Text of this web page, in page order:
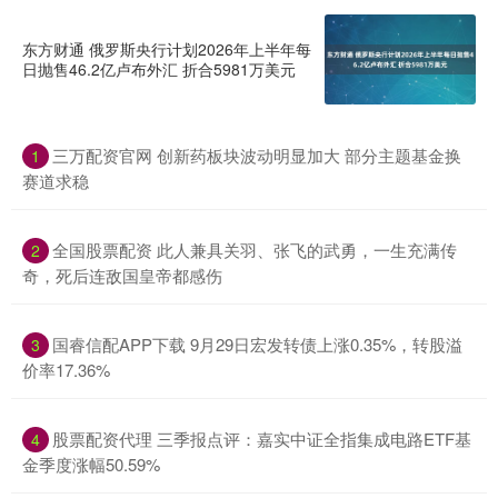
东方财通 俄罗斯央行计划2026年上半年每
日抛售46.2亿卢布外汇 折合5981万美元
1
三万配资官网 创新药板块波动明显加大 部分主题基金换
赛道求稳
2 全国股票配资 此人兼具关羽、张飞的武勇，一生充满传
奇，死后连敌国皇帝都感伤
3
国睿信配APP下载 9月29日宏发转债上涨0.35%，转股溢
价率17.36%
4 股票配资代理 三季报点评：嘉实中证全指集成电路ETF基
金季度涨幅50.59%